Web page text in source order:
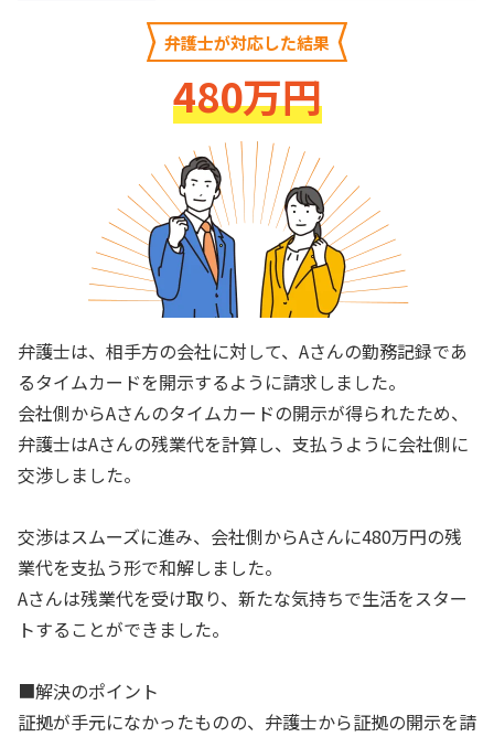
弁護士が対応した結果
480万円
弁護士は、相手方の会社に対して、Aさんの勤務記録であ
るタイムカードを開示するように請求しました。
会社側からAさんのタイムカードの開示が得られたため、
弁護士はAさんの残業代を計算し、支払うように会社側に
交渉しました。
交渉はスムーズに進み、会社側からAさんに480万円の残
業代を支払う形で和解しました。
Aさんは残業代を受け取り、新たな気持ちで生活をスター
トすることができました。
■解決のポイント
証拠が手元になかったものの、弁護士から証拠の開示を請